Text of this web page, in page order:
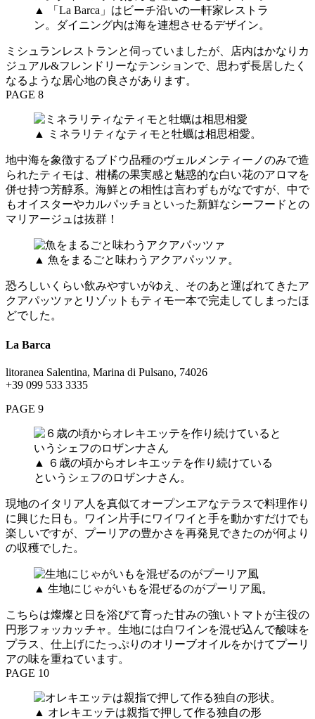
▲ 「La Barca」はビーチ沿いの一軒家レストラ
ン。ダイニング内は海を連想させるデザイン。
ミシュランレストランと伺っていましたが、店内はかなりカ
ジュアル&フレンドリーなテンションで、思わず長居したく
なるような居心地の良さがあります。
PAGE 8
▲ ミネラリティなティモと牡蠣は相思相愛。
地中海を象徴するブドウ品種のヴェルメンティーノのみで造
られたティモは、柑橘の果実感と魅惑的な白い花のアロマを
併せ持つ芳醇系。海鮮との相性は言わずもがなですが、中で
もオイスターやカルパッチョといった新鮮なシーフードとの
マリアージュは抜群！
▲ 魚をまるごと味わうアクアパッツァ。
恐ろしいくらい飲みやすいがゆえ、そのあと運ばれてきたア
クアパッツァとリゾットもティモ一本で完走してしまったほ
どでした。
La Barca
litoranea Salentina, Marina di Pulsano, 74026
+39 099 533 3335
PAGE 9
▲ ６歳の頃からオレキエッテを作り続けている
というシェフのロザンナさん。
現地のイタリア人を真似てオープンエアなテラスで料理作り
に興じた日も。ワイン片手にワイワイと手を動かすだけでも
楽しいですが、プーリアの豊かさを再発見できたのが何より
の収穫でした。
▲ 生地にじゃがいもを混ぜるのがプーリア風。
こちらは燦燦と日を浴びて育った甘みの強いトマトが主役の
円形フォッカッチャ。生地には白ワインを混ぜ込んで酸味を
プラス、仕上げにたっぷりのオリーブオイルをかけてプーリ
アの味を重ねています。
PAGE 10
▲ オレキエッテは親指で押して作る独自の形